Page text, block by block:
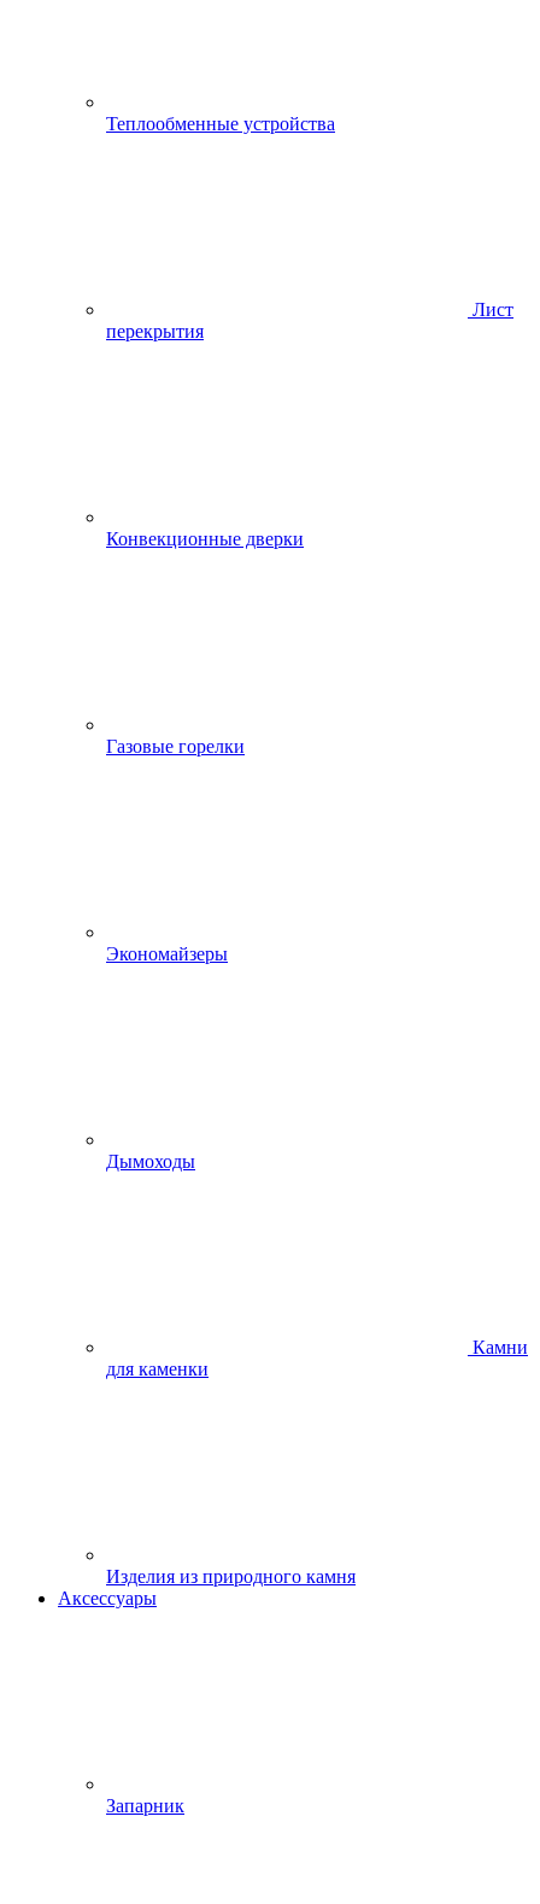
Теплообменные устройства
Лист
перекрытия
Конвекционные дверки
Газовые горелки
Экономайзеры
Дымоходы
Камни
для каменки
Изделия из природного камня
Аксессуары
Запарник